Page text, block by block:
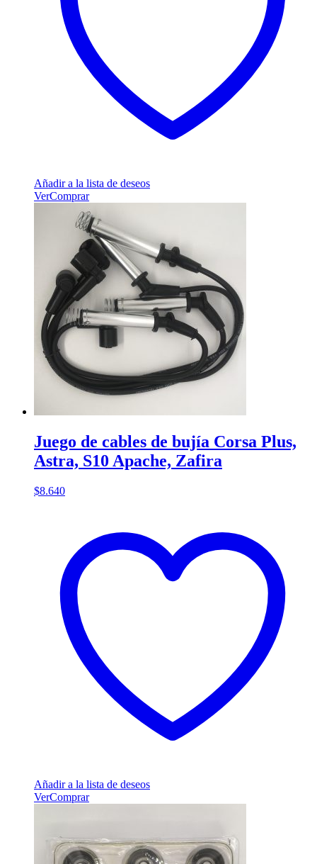
Añadir a la lista de deseos
VerComprar
Juego de cables de bujía Corsa Plus,
Astra, S10 Apache, Zafira
$8.640
Añadir a la lista de deseos
VerComprar